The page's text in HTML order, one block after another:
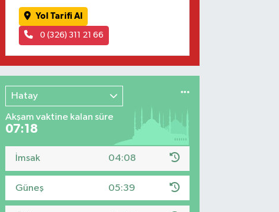
Yol Tarifi Al
0 (326) 311 21 66
Hatay
Akşam vaktine kalan süre
07:17
İmsak 04:08
Güneş 05:39